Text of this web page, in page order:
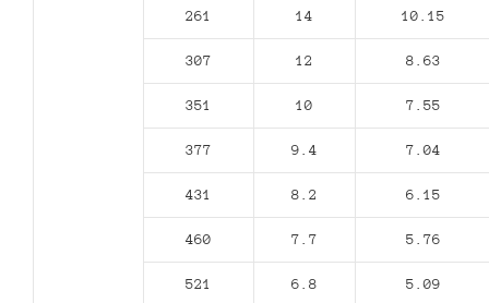
261 14 10.15
307 12 8.63
351 10 7.55
377 9.4 7.04
431 8.2 6.15
460 7.7 5.76
521 6.8 5.09